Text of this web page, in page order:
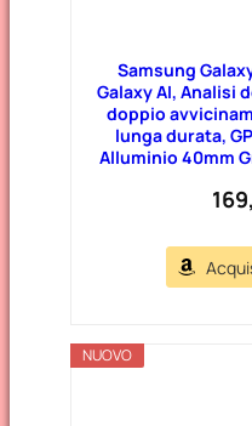
Samsung
Galaxy AI, Analisi
doppio
lunga durata,
Alluminio 40mm
NUOVO